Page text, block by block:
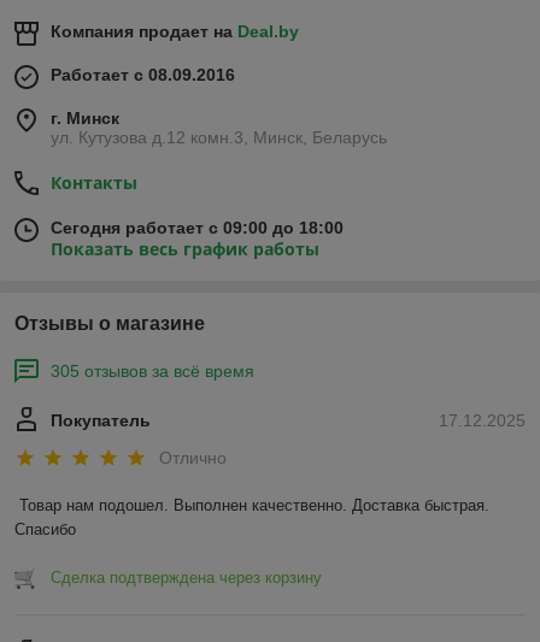
Компания продает на Deal.by
Работает с 08.09.2016
г. Минск
ул. Кутузова д.12 комн.3, Минск, Беларусь
Контакты
Сегодня работает с 09:00 до 18:00
Показать весь график работы
Отзывы о магазине
305 отзывов за всё время
17.12.2025
Покупатель
Отлично
Товар нам подошел. Выполнен качественно. Доставка быстрая.
Спасибо
Сделка подтверждена через корзину